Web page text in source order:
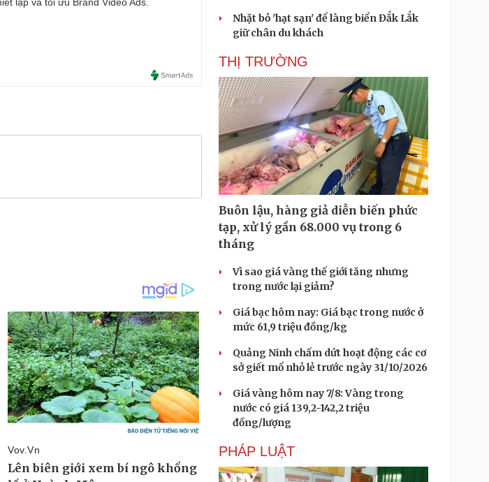
Nhặt bỏ 'hạt sạn' để làng biển Đắk Lắk
giữ chân du khách
THỊ TRƯỜNG
Buôn lậu, hàng giả diễn biến phức
tạp, xử lý gần 68.000 vụ trong 6
tháng
Vì sao giá vàng thế giới tăng nhưng
trong nước lại giảm?
Giá bạc hôm nay: Giá bạc trong nước ở
mức 61,9 triệu đồng/kg
Quảng Ninh chấm dứt hoạt động các cơ
sở giết mổ nhỏ lẻ trước ngày 31/10/2026
Giá vàng hôm nay 7/8: Vàng trong
nước có giá 139,2-142,2 triệu
đồng/lượng
PHÁP LUẬT